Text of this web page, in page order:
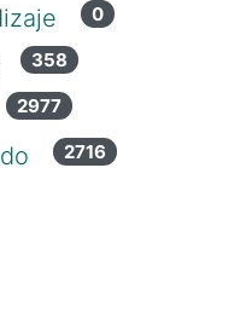
0
358
2977
2716